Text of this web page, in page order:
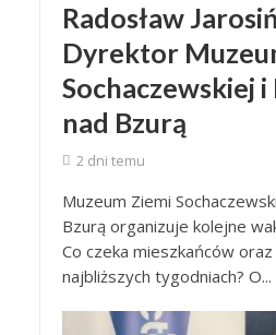
Radosław
Dyrektor
Sochaczewskiej
nad Bzurą
2 dni temu
Muzeum Ziemi
Bzurą organizuje kolejne
Co czeka mieszkańców
najbliższych tygodniach? O...